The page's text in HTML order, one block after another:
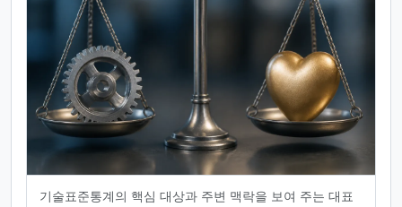
기술표준통계의 핵심 대상과 주변 맥락을 보여 주는 대표